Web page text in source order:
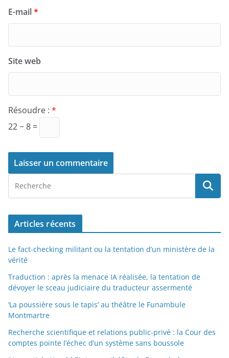
E-mail*
Site web
Résoudre : *
22 − 8 =
Articles récents
Le fact-checking militant ou la tentation d’un ministère de la
vérité
Traduction : après la menace IA réalisée, la tentation de
dévoyer le sceau judiciaire du traducteur assermenté
‘La poussière sous le tapis’ au théâtre le Funambule
Montmartre
Recherche scientifique et relations public-privé : la Cour des
comptes pointe l’échec d’un système sans boussole